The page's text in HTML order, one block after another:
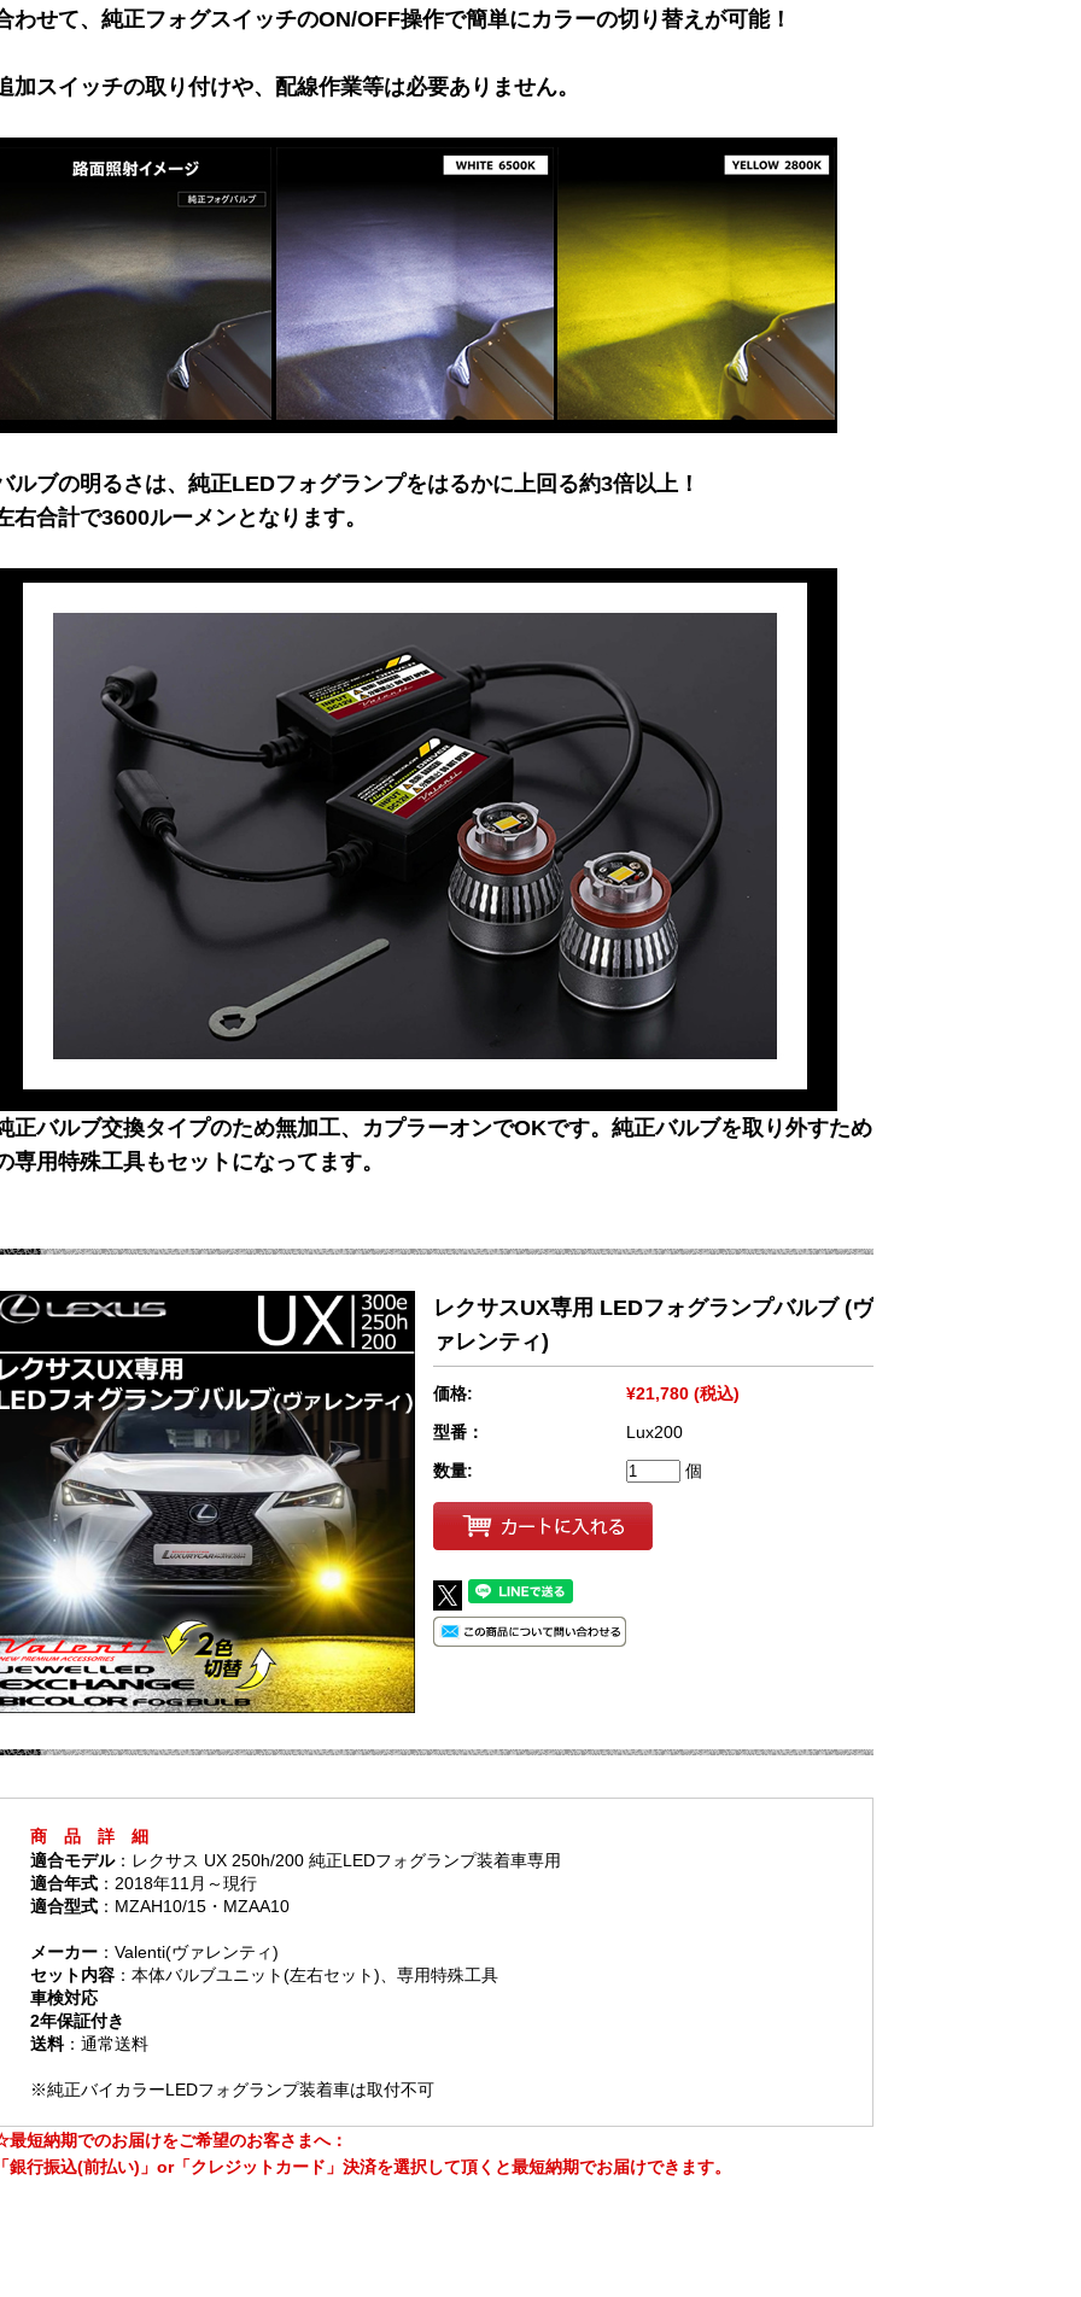
わせて、純正フォグスイッチのON/OFF操作で簡単にカラーの切り替えが可能！
加スイッチの取り付けや、配線作業等は必要ありません。
ルブの明るさは、純正LEDフォグランプをはるかに上回る約3倍以上！
右合計で3600ルーメンとなります。
正バルブ交換タイプのため無加工、カプラーオンでOKです。純正バルブを取り外すため
専用特殊工具もセットになってます。
レクサスUX専用 LEDフォグランプバルブ (ヴ
ァレンティ)
価格: ¥21,780 (税込)
型番：
Lux200
数量:
個
商 品 詳 細
適合モデル：レクサス UX 250h/200 純正LEDフォグランプ装着車専用
適合年式 ：2018年11月～現行
適合型式 ：MZAH10/15・MZAA10
メーカー ：Valenti(ヴァレンティ)
セット内容 ：本体バルブユニット(左右セット)、専用特殊工具
車検対応
2年保証付き
送料：通常送料
※純正バイカラーLEDフォグランプ装着車は取付不可
短納期でのお届けをご希望のお客さまへ：
銀行振込(前払い)」or「クレジットカード」決済を選択して頂くと最短納期でお届けできます。